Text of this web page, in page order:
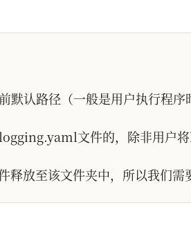
默认路径（一般是用户执行程
文件的，除非用户
放至该文件夹中，所以我们需